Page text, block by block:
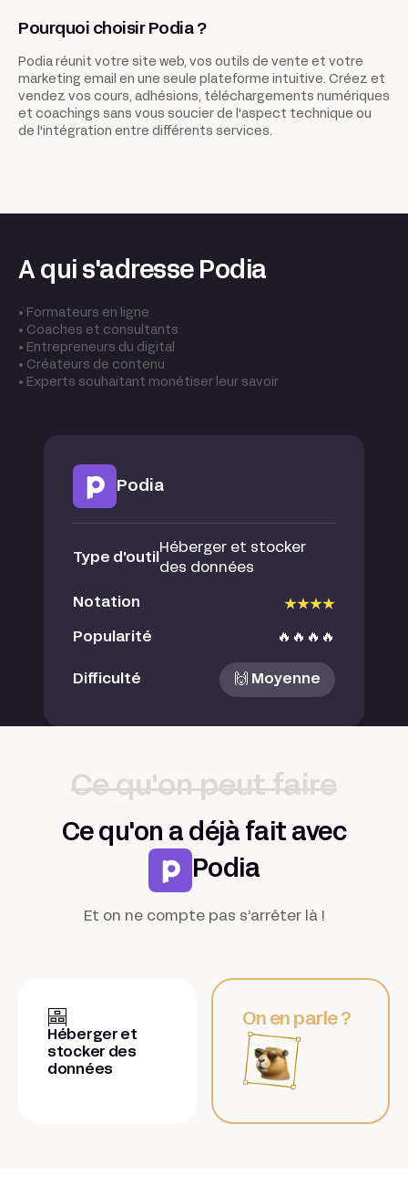
Pourquoi choisir Podia ?
Podia réunit votre site web, vos outils de vente et votre
marketing email en une seule plateforme intuitive. Créez et
vendez vos cours, adhésions, téléchargements numériques
et coachings sans vous soucier de l'aspect technique ou
de l'intégration entre différents services.
A qui s'adresse Podia
• Formateurs en ligne
• Coaches et consultants
• Entrepreneurs du digital
• Créateurs de contenu
• Experts souhaitant monétiser leur savoir
Podia
Type d'outil
Héberger et stocker
des données
Notation
Popularité 🔥🔥🔥🔥
Difficulté 🙌 Moyenne
Ce qu'on peut faire
Ce qu'on a déjà fait avec
Podia
Et on ne compte pas s’arrêter là !
Héberger et
stocker des
données
On en parle ?